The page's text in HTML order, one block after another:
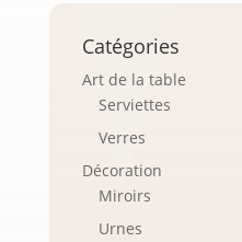
Catégories
Art de la table
Serviettes
Verres
Décoration
Miroirs
Urnes